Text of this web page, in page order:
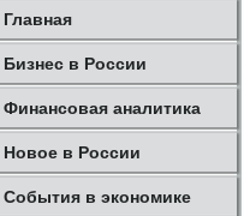
Главная
Бизнес в России
Финансовая аналитика
Новое в России
События в экономике